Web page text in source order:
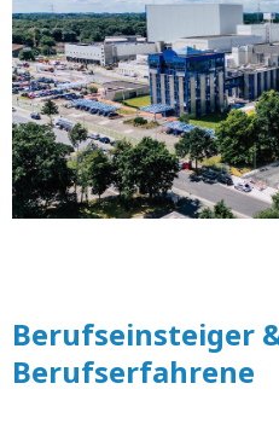
Berufseinsteiger
Berufserfahrene